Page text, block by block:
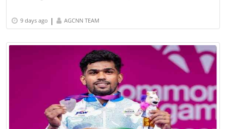
9 days ago | AGCNN TEAM